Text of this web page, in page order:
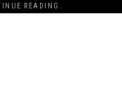
READING.